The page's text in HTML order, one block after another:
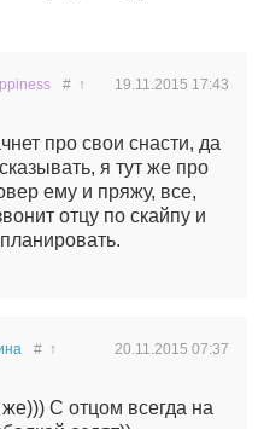
19.11.2015 17:43
# ↑
про свои снасти, да
я тут же про
ему и пряжу, все,
отцу по скайпу и
20.11.2015 07:37
# ↑
же))) С отцом всегда на